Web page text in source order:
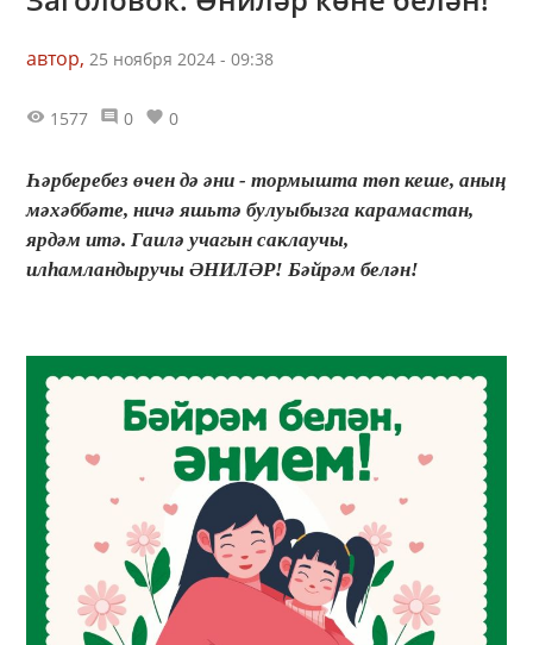
автор, 25 ноября 2024 - 09:38
1577 0 0
Һәрберебез өчен дә әни - тормышта төп кеше, аның
мәхәббәте, ничә яшьтә булуыбызга карамастан,
ярдәм итә. Гаилә учагын саклаучы,
илһамландыручы ӘНИЛӘР! Бәйрәм белән!